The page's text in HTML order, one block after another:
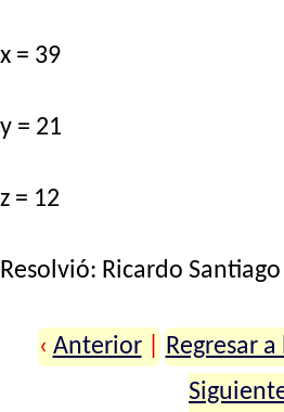
x = 39
y = 21
z = 12
Resolvió: Ricardo
‹ Anterior Regresar